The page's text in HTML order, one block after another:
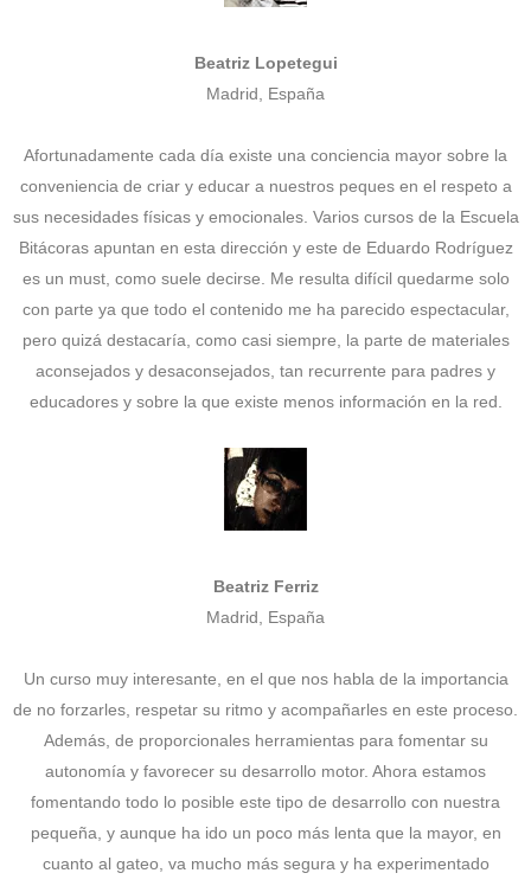
Beatriz Lopetegui
Madrid, España
Afortunadamente cada día existe una conciencia mayor sobre la
conveniencia de criar y educar a nuestros peques en el respeto a
sus necesidades físicas y emocionales. Varios cursos de la Escuela
Bitácoras apuntan en esta dirección y este de Eduardo Rodríguez
es un must, como suele decirse. Me resulta difícil quedarme solo
con parte ya que todo el contenido me ha parecido espectacular,
pero quizá destacaría, como casi siempre, la parte de materiales
aconsejados y desaconsejados, tan recurrente para padres y
educadores y sobre la que existe menos información en la red.
Beatriz Ferriz
Madrid, España
Un curso muy interesante, en el que nos habla de la importancia
de no forzarles, respetar su ritmo y acompañarles en este proceso.
Además, de proporcionales herramientas para fomentar su
autonomía y favorecer su desarrollo motor. Ahora estamos
fomentando todo lo posible este tipo de desarrollo con nuestra
pequeña, y aunque ha ido un poco más lenta que la mayor, en
cuanto al gateo, va mucho más segura y ha experimentado